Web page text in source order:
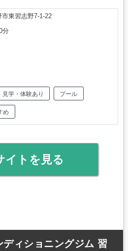
東習志野7-1-22
分
見学・体験あり プール
め
イトを見る
ディショニングジム 習